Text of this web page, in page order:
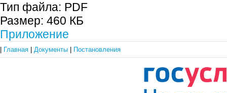
Тип файла: PDF
Размер: 460 КБ
Приложение
Главная Документы Постановления